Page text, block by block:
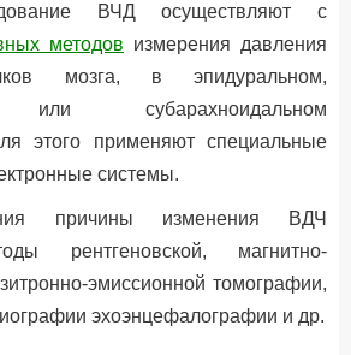
ВЧД осуществляют с
методов измерения давления
мозга, в эпидуральном,
или субарахноидальном
этого применяют специальные
системы.
причины изменения ВДЧ
рентгеновской, магнитно-
эмиссионной томографии,
эхоэнцефалографии и др.